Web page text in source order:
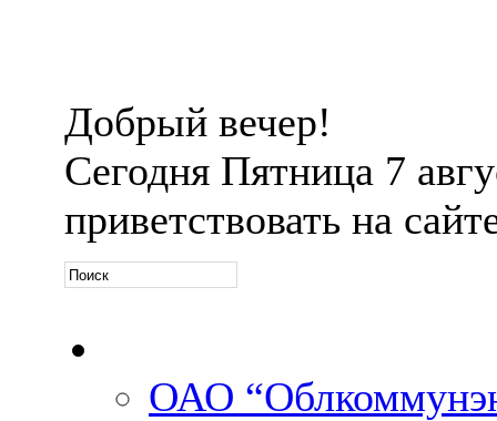
Добрый вечер!
Сегодня Пятница 7
приветствовать на
ОАО